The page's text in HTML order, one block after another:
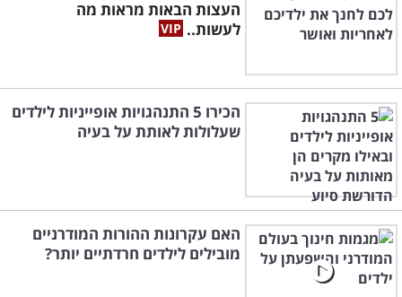
העצות הבאות מראות מה
לעשות..
הכירו 5 התנהגויות אופייניות לילדים
שעלולות לאותת על בעיה
האם עקרונות ההורות המודרניים
מובילים לילדים חרדתיים יותר?